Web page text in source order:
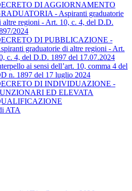
DI AGGIORNAMENTO
- Aspiranti graduatorie
altre regioni - Art. 10, c. 4, del D.D.
2024
DI PUBBLICAZIONE -
graduatorie di altre regioni - Art.
c. 4, del D.D. 1897 del 17.07.2024
ai sensi dell’art. 10, comma 4 del
n. 1897 del 17 luglio 2024
DI INDIVIDUAZIONE -
ED ELEVATA
ATA